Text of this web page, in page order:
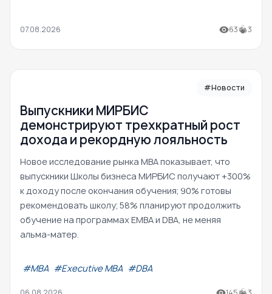
07.08.2026 63 3
#Новости
Выпускники МИРБИС
демонстрируют трехкратный рост
дохода и рекордную лояльность
Новое исследование рынка MBA показывает, что
выпускники Школы бизнеса МИРБИС получают +300%
к доходу после окончания обучения; 90% готовы
рекомендовать школу; 58% планируют продолжить
обучение на программах EMBA и DBA, не меняя
альма-матер.
#МВА #Executive MBA #DBA